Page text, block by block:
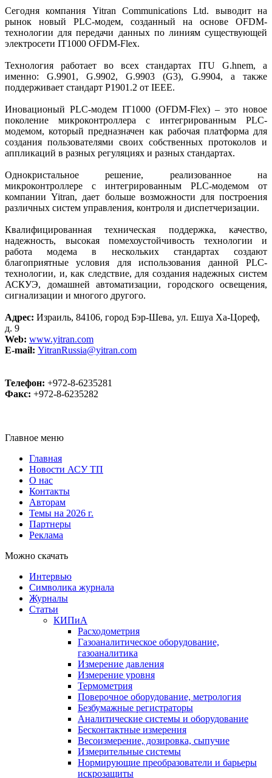
Сегодня компания Yitran Communications Ltd. выводит на
рынок новый PLC-модем, созданный на основе OFDM-
технологии для передачи данных по линиям существующей
электросети IT1000 OFDM-Flex.
Технология работает во всех стандартах ITU G.hnem, а
именно: G.9901, G.9902, G.9903 (G3), G.9904, а также
поддерживает стандарт P1901.2 от IEEE.
Иновационый PLC-модем IT1000 (OFDM-Flex) – это новое
поколение микроконтроллера с интегрированным PLC-
модемом, который предназначен как рабочая платформа для
создания пользователями своих собственных протоколов и
аппликаций в разных регуляциях и разных стандартах.
Однокристальное решение, реализованное на
микроконтроллере с интегрированным PLC-модемом от
компании Yitran, дает больше возможности для построения
различных систем управления, контроля и диспетчеризации.
Квалифицированная техническая поддержка, качество,
надежность, высокая помехоустойчивость технологии и
работа модема в нескольких стандартах создают
благоприятные условия для использования данной PLC-
технологии, и, как следствие, для создания надежных систем
АСКУЭ, домашней автоматизации, городского освещения,
сигнализации и многого другого.
Адрес: Израиль, 84106, город Бэр-Шева, ул. Ешуа Ха-Цореф,
д. 9
Web: www.yitran.com
E-mail: YitranRussia@yitran.com
Телефон: +972-8-6235281
Факс: +972-8-6235282
Главное меню
Главная
Новости АСУ ТП
О нас
Контакты
Авторам
Темы на 2026 г.
Партнеры
Реклама
Можно скачать
Интервью
Символика журнала
Журналы
Статьи
КИПиА
Расходометрия
Газоаналитическое оборудование,
газоаналитика
Измерение давления
Измерение уровня
Термометрия
Поверочное оборудование, метрология
Безбумажные регистраторы
Аналитические системы и оборудование
Бесконтактные измерения
Весоизмерение, дозировка, сыпучие
Измерительные системы
Нормирующие преобразователи и барьеры
искрозащиты